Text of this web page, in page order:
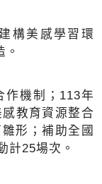
構美感學習環
作機制；113年
教育資源整合
形；補助全國
計25場次。